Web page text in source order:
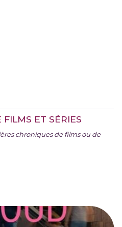
ET SÉRIES
chroniques de films ou de